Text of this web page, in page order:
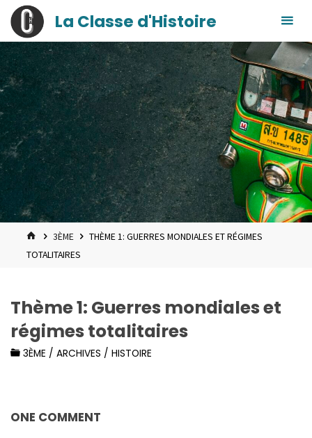
Skip
content
principal
La Classe d'Histoire
HOME3ÈME
THÈME 1: GUERRES MONDIALES ET RÉGIMES
TOTALITAIRES
Thème 1: Guerres mondiales et
régimes totalitaires
3ÈME / ARCHIVES / HISTOIRE
ONE COMMENT